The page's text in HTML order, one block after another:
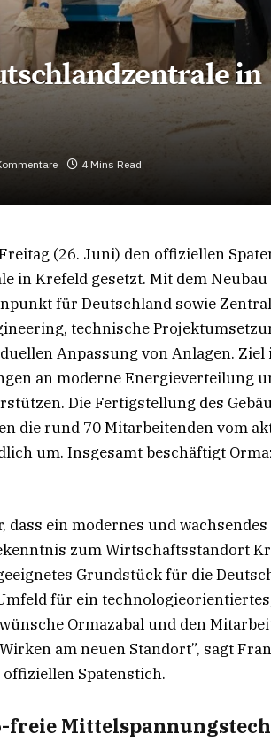
in
4 Mins Read
(26. Juni) den offiziellen
in Krefeld gesetzt. Mit dem
für Deutschland sowie
technische
Anpassung von Anlagen.
an moderne Energieverteilung
Die Fertigstellung des
die rund 70 Mitarbeitenden vom
um. Insgesamt beschäftigt
dass ein modernes und
zum Wirtschaftsstandort
Grundstück für die
für ein
Ormazabal und den
am neuen Standort”, sagt
Spatenstich.
freie